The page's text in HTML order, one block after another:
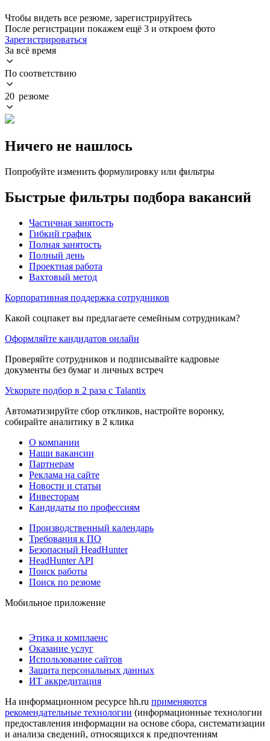
Чтобы видеть все резюме, зарегистрируйтесь
После регистрации покажем ещё 3 и откроем фото
Зарегистрироваться
За всё время
По соответствию
20 резюме
Ничего не нашлось
Попробуйте изменить формулировку или фильтры
Быстрые фильтры подбора вакансий
Частичная занятость
Гибкий график
Полная занятость
Полный день
Проектная работа
Вахтовый метод
Корпоративная поддержка сотрудников
Какой соцпакет вы предлагаете семейным сотрудникам?
Оформляйте кандидатов онлайн
Проверяйте сотрудников и подписывайте кадровые
документы без бумаг и личных встреч
Ускорьте подбор в 2 раза с Talantix
Автоматизируйте сбор откликов, настройте воронку,
собирайте аналитику в 2 клика
О компании
Наши вакансии
Партнерам
Реклама на сайте
Новости и статьи
Инвесторам
Кандидаты по профессиям
Производственный календарь
Требования к ПО
Безопасный HeadHunter
HeadHunter API
Поиск работы
Поиск по резюме
Мобильное приложение
Этика и комплаенс
Оказание услуг
Использование сайтов
Защита персональных данных
ИТ аккредитация
На информационном ресурсе hh.ru применяются
рекомендательные технологии (информационные технологии
предоставления информации на основе сбора, систематизации
и анализа сведений, относящихся к предпочтениям